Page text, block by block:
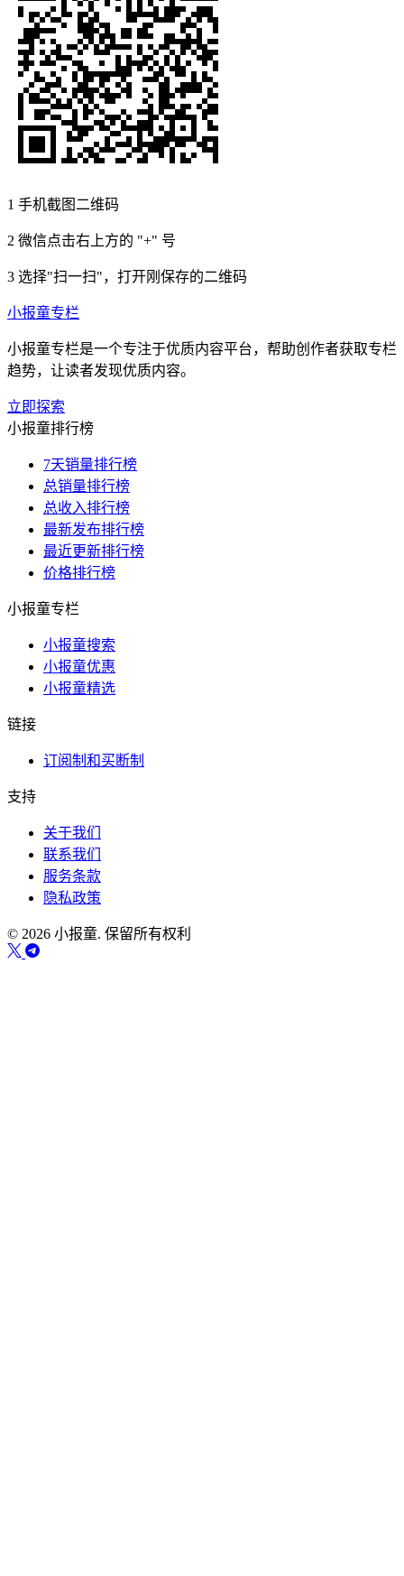
1 手机截图二维码
2 微信点击右上方的 "+" 号
3 选择"扫一扫"，打开刚保存的二维码
小报童专栏
小报童专栏是一个专注于优质内容平台，帮助创作者获取专栏
趋势，让读者发现优质内容。
立即探索
小报童排行榜
7天销量排行榜
总销量排行榜
总收入排行榜
最新发布排行榜
最近更新排行榜
价格排行榜
小报童专栏
小报童搜索
小报童优惠
小报童精选
链接
订阅制和买断制
支持
关于我们
联系我们
服务条款
隐私政策
© 2026 小报童. 保留所有权利